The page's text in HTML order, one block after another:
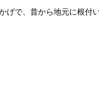
で、昔から地元に根付